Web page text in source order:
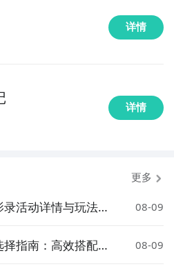
战吧！和图片，可能大家对
不过这么游戏要怎么样才能
目前九游客户端已经开通了
测提醒】，订阅游戏就不会
>>>>>>
详情
详情
更多
活动详情与玩法介
08-09
指南：高效搭配策
08-09